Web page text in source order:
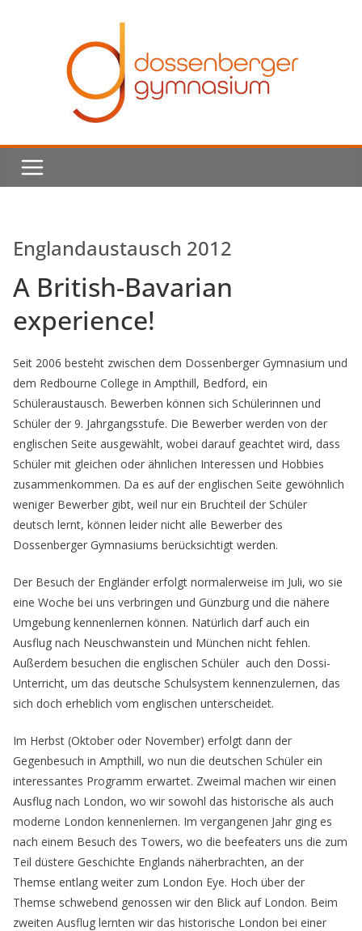
Englandaustausch 2012
A British-Bavarian
experience!
Seit 2006 besteht zwischen dem Dossenberger Gymnasium und
dem Redbourne College in Ampthill, Bedford, ein
Schüleraustausch. Bewerben können sich Schülerinnen und
Schüler der 9. Jahrgangsstufe. Die Bewerber werden von der
englischen Seite ausgewählt, wobei darauf geachtet wird, dass
Schüler mit gleichen oder ähnlichen Interessen und Hobbies
zusammenkommen. Da es auf der englischen Seite gewöhnlich
weniger Bewerber gibt, weil nur ein Bruchteil der Schüler
deutsch lernt, können leider nicht alle Bewerber des
Dossenberger Gymnasiums berücksichtigt werden.
Der Besuch der Engländer erfolgt normalerweise im Juli, wo sie
eine Woche bei uns verbringen und Günzburg und die nähere
Umgebung kennenlernen können. Natürlich darf auch ein
Ausflug nach Neuschwanstein und München nicht fehlen.
Außerdem besuchen die englischen Schüler auch den Dossi-
Unterricht, um das deutsche Schulsystem kennenzulernen, das
sich doch erheblich vom englischen unterscheidet.
Im Herbst (Oktober oder November) erfolgt dann der
Gegenbesuch in Ampthill, wo nun die deutschen Schüler ein
interessantes Programm erwartet. Zweimal machen wir einen
Ausflug nach London, wo wir sowohl das historische als auch
moderne London kennenlernen. Im vergangenen Jahr ging es
nach einem Besuch des Towers, wo die beefeaters uns die zum
Teil düstere Geschichte Englands näherbrachten, an der
Themse entlang weiter zum London Eye. Hoch über der
Themse schwebend genossen wir den Blick auf London. Beim
zweiten Ausflug lernten wir das historische London bei einer